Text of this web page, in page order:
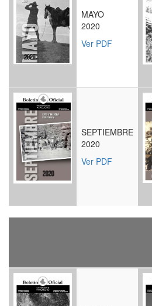
MAYO
2020
Ver PDF
SEPTIEMBRE
2020
Ver PDF